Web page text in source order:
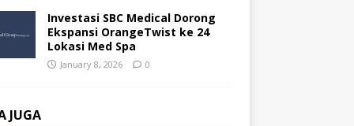
Investasi SBC Medical Dorong
Ekspansi OrangeTwist ke 24
Lokasi Med Spa
January 8, 2026 0
JUGA